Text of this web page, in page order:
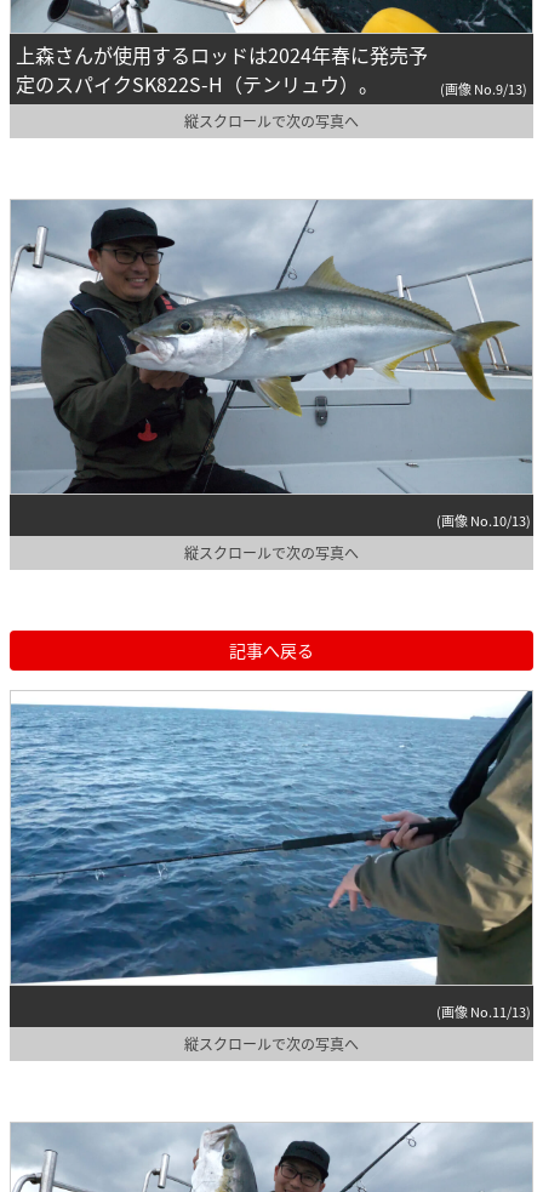
上森さんが使用するロッドは2024年春に発売予
定のスパイクSK822S-H（テンリュウ）。
(画像 No.9/13)
縦スクロールで次の写真へ
(画像 No.10/13)
縦スクロールで次の写真へ
記事へ戻る
(画像 No.11/13)
縦スクロールで次の写真へ